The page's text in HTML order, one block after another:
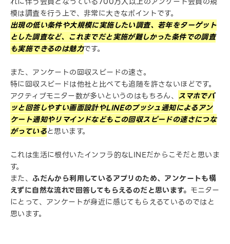
模は調査を行う上で、非常に大きなポイントです。
出現の低い条件や大規模に実施したい調査、若年をターゲット
とした調査など、これまでだと実施が難しかった条件での調査
も実施できるのは魅力です。
また、アンケートの回収スピードの速さ。
特に回収スピードは他社と比べても追随を許さないほどです。
アクティブモニター数が多いというのはもちろん、 スマホでパ
ッと回答しやすい画面設計やLINEのプッシュ通知によるアン
ケート通知やリマインドなどもこの回収スピードの速さにつな
がっていると思います。
これは生活に根付いたインフラ的なLINEだからこそだと思いま
す。
また、ふだんから利用しているアプリのため、アンケートも構
えずに自然な流れで回答してもらえるのだと思います。 モニター
にとって、アンケートが身近に感じてもらえるているのではと
思います。